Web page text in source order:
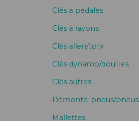
Clés à pédales
Clés à rayons
Clés allen/torx
Clés dynamo/douilles
Clés autres
Démonte-pneus/pneus
Mallettes